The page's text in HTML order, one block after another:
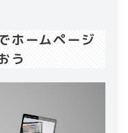
ホームページ
う